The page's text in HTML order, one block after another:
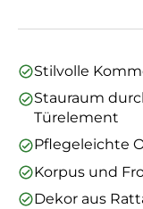
Stilvolle
Stauraum
Türelement
Pflegeleichte
Korpus und
Dekor aus